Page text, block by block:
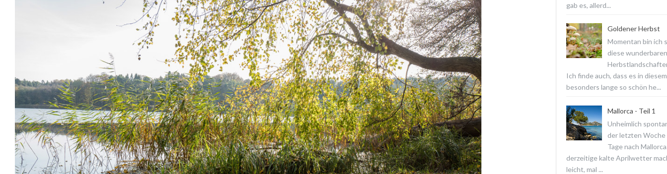
gab es, allerd...
Goldener Herbst
Momentan bin ich
diese wunderbaren
Ich finde auch, dass es in
besonders lange so schön he...
Mallorca - Teil 1
Unheimlich
der letzten Woche
Tage nach
derzeitige kalte Aprilwetter
leicht, mal ...